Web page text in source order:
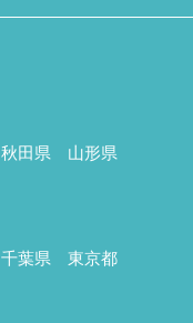
秋田県
山形県
千葉県
東京都